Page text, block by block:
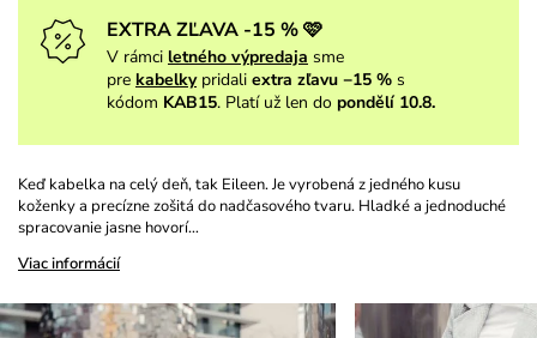
EXTRA ZĽAVA -15 % 🩷
V rámci letného výpredaja sme
pre kabelky pridali extra zľavu −15 % s
kódom KAB15. Platí už len do pondělí 10.8.
Keď kabelka na celý deň, tak Eileen. Je vyrobená z jedného kusu
koženky a precízne zošitá do nadčasového tvaru. Hladké a jednoduché
spracovanie jasne hovorí…
Viac informácií